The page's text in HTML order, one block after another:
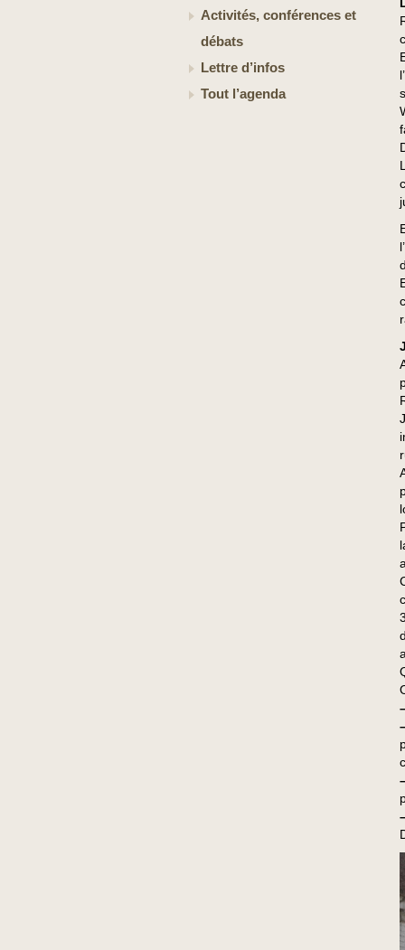
Activités, conférences et
débats
Lettre d’infos
Tout l’agenda